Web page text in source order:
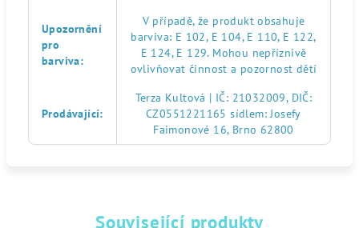
Upozornění
pro
barviva:
V případě, že produkt obsahuje
barviva: E 102, E 104, E 110, E 122,
E 124, E 129. Mohou nepříznivě
ovlivňovat činnost a pozornost dětí
Prodávající:
Terza Kultová | IČ: 21032009, DIČ:
CZ0551221165 sídlem: Josefy
Faimonové 16, Brno 62800
Související produkty